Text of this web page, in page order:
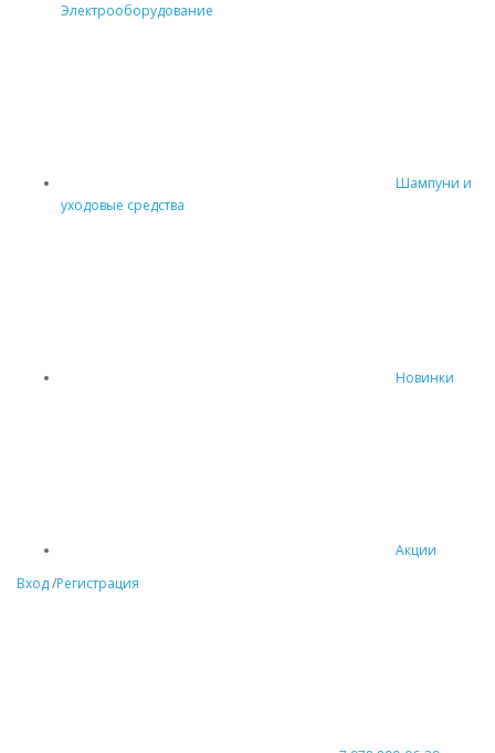
Электрооборудование
Шампуни и
уходовые средства
Новинки
Акции
Вход/Регистрация